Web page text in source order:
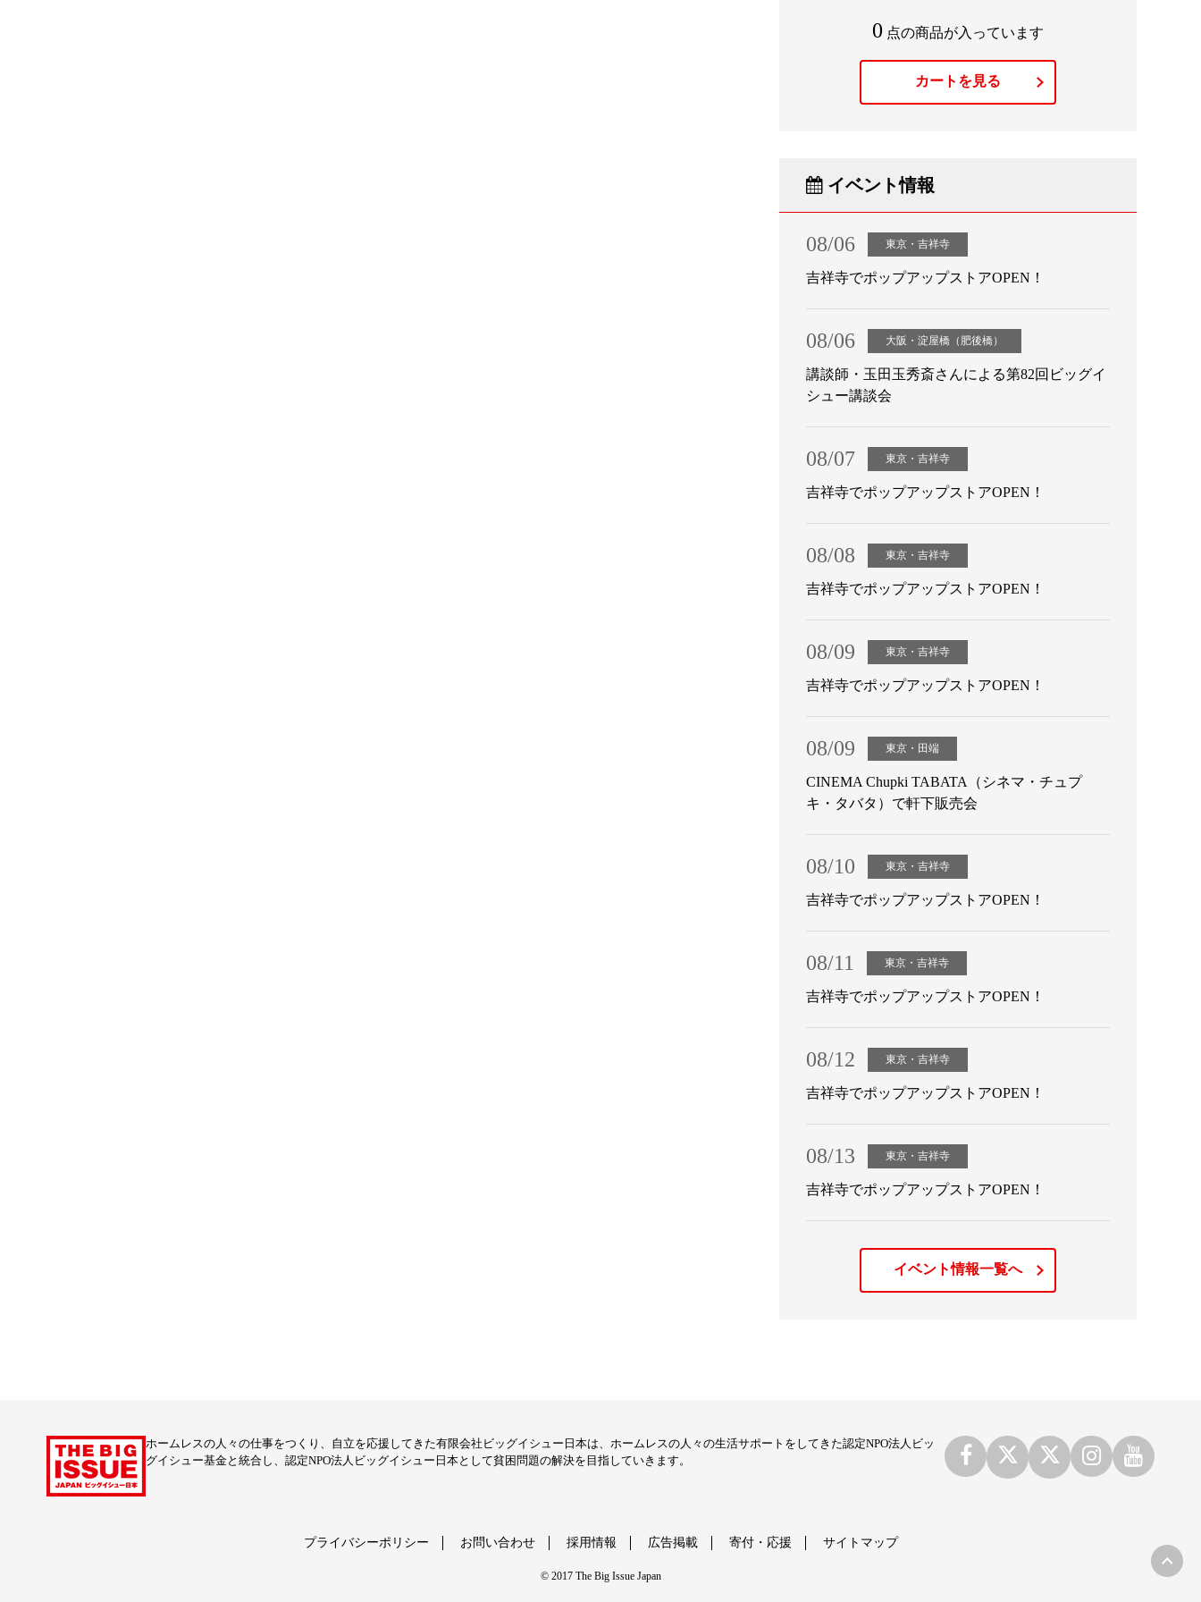
0 点の商品が入っています
カートを見る
イベント情報
08/06 東京・吉祥寺
吉祥寺でポップアップストアOPEN！
08/06 大阪・淀屋橋（肥後橋）
講談師・玉田玉秀斎さんによる第82回ビッグイ
シュー講談会
08/07 東京・吉祥寺
吉祥寺でポップアップストアOPEN！
08/08 東京・吉祥寺
吉祥寺でポップアップストアOPEN！
08/09 東京・吉祥寺
吉祥寺でポップアップストアOPEN！
08/09 東京・田端
CINEMA Chupki TABATA（シネマ・チュプ
キ・タバタ）で軒下販売会
08/10 東京・吉祥寺
吉祥寺でポップアップストアOPEN！
08/11 東京・吉祥寺
吉祥寺でポップアップストアOPEN！
08/12 東京・吉祥寺
吉祥寺でポップアップストアOPEN！
08/13 東京・吉祥寺
吉祥寺でポップアップストアOPEN！
イベント情報一覧へ
ホームレスの人々の仕事をつくり、自立を応援してきた有限会社ビッグイシュー日本は、ホームレスの人々の生活サポートをしてきた認定NPO法人ビッ
グイシュー基金と統合し、認定NPO法人ビッグイシュー日本として貧困問題の解決を目指していきます。
プライバシーポリシー お問い合わせ 採用情報 広告掲載 寄付・応援 サイトマップ
© 2017 The Big Issue Japan